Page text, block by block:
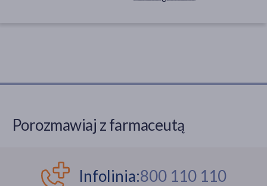
Porozmawiaj z farmaceutą
Infolinia:800 110 110